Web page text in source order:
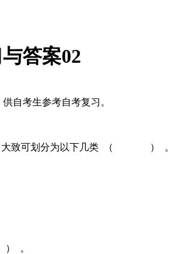
答案02
自考生参考自考复习。
，大致可划分为以下几类 （ ） 。
。